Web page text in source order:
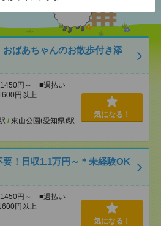
おばあちゃんのお散歩付き添
1450円～ ■週払い
円以上
/ 東山公園(愛知県)駅
気になる！
！日収1.1万円～＊未経験OK
1450円～ ■週払い
円以上
気になる！